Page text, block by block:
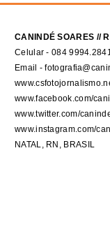
CANINDÉ SOARES //
Celular - 084
Email -
www.facebook.com/
www.twitter.com/
www.instagram.com/
NATAL, RN, BRASIL